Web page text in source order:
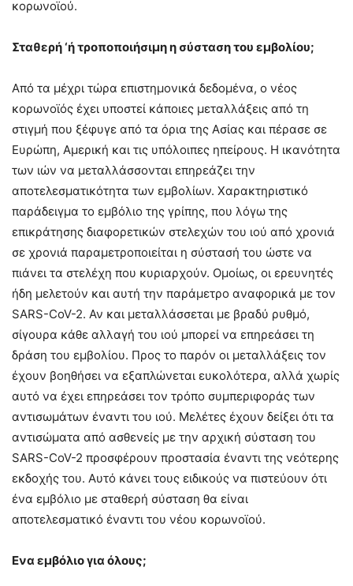
κορωνοϊού.
Σταθερή ‘ή τροποποιήσιμη η σύσταση του εμβολίου;
Από τα μέχρι τώρα επιστημονικά δεδομένα, ο νέος
κορωνοϊός έχει υποστεί κάποιες μεταλλάξεις από τη
στιγμή που ξέφυγε από τα όρια της Ασίας και πέρασε σε
Ευρώπη, Αμερική και τις υπόλοιπες ηπείρους. Η ικανότητα
των ιών να μεταλλάσσονται επηρεάζει την
αποτελεσματικότητα των εμβολίων. Χαρακτηριστικό
παράδειγμα το εμβόλιο της γρίπης, που λόγω της
επικράτησης διαφορετικών στελεχών του ιού από χρονιά
σε χρονιά παραμετροποιείται η σύστασή του ώστε να
πιάνει τα στελέχη που κυριαρχούν. Ομοίως, οι ερευνητές
ήδη μελετούν και αυτή την παράμετρο αναφορικά με τον
SARS-CoV-2. Αν και μεταλλάσσεται με βραδύ ρυθμό,
σίγουρα κάθε αλλαγή του ιού μπορεί να επηρεάσει τη
δράση του εμβολίου. Προς το παρόν οι μεταλλάξεις τον
έχουν βοηθήσει να εξαπλώνεται ευκολότερα, αλλά χωρίς
αυτό να έχει επηρεάσει τον τρόπο συμπεριφοράς των
αντισωμάτων έναντι του ιού. Μελέτες έχουν δείξει ότι τα
αντισώματα από ασθενείς με την αρχική σύσταση του
SARS-CoV-2 προσφέρουν προστασία έναντι της νεότερης
εκδοχής του. Αυτό κάνει τους ειδικούς να πιστεύουν ότι
ένα εμβόλιο με σταθερή σύσταση θα είναι
αποτελεσματικό έναντι του νέου κορωνοϊού.
Ενα εμβόλιο για όλους;